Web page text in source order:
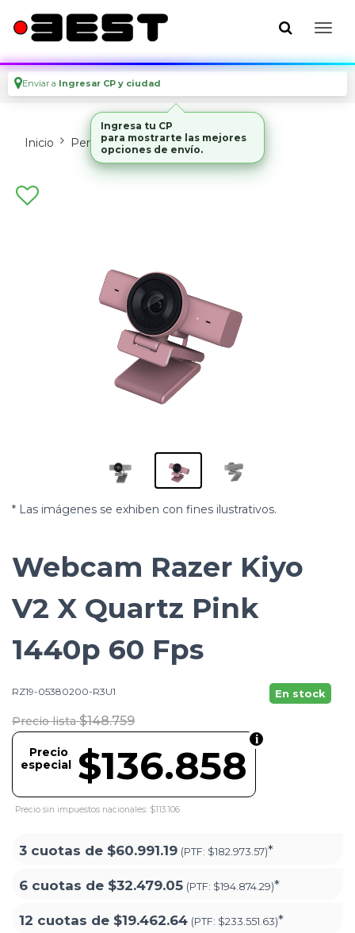
Enviar a Ingresar CP y ciudad
Inicio Perifericos Webcams
* Las imágenes se exhiben con fines ilustrativos.
Webcam Razer Kiyo
V2 X Quartz Pink
1440p 60 Fps
RZ19-05380200-R3U1 En stock
Precio lista $148.759
$136.858
Precio
especial
Precio sin impuestos nacionales: $113.106
3 cuotas de $60.991.19 (PTF: $182.973.57)*
6 cuotas de $32.479.05 (PTF: $194.874.29)*
12 cuotas de $19.462.64 (PTF: $233.551.63)*
Ingresa tu CP
para mostrarte las mejores
opciones de envío.